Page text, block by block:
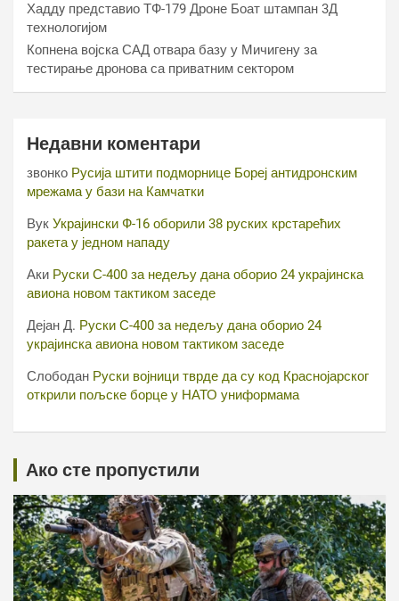
Хаддy представио ТФ-179 Дроне Боат штампан 3Д
технологијом
Копнена војска САД отвара базу у Мичигену за
тестирање дронова са приватним сектором
Недавни коментари
звонко Русија штити подморнице Бореј антидронским
мрежама у бази на Камчатки
Вук Украјински Ф-16 оборили 38 руских крстарећих
ракета у једном нападу
Аки Руски С-400 за недељу дана оборио 24 украјинска
авиона новом тактиком заседе
Дејан Д. Руски С-400 за недељу дана оборио 24
украјинска авиона новом тактиком заседе
Слободан Руски војници тврде да су код Краснојарског
открили пољске борце у НАТО униформама
Ако сте пропустили